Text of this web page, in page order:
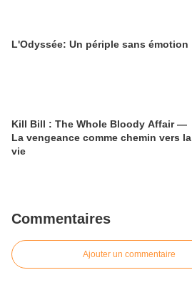
L'Odyssée: Un périple sans émotion
Kill Bill : The Whole Bloody Affair —
La vengeance comme chemin vers la
vie
Commentaires
Ajouter un commentaire